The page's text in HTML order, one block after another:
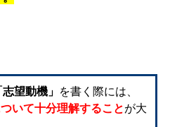
志望動機」 を書く際には、
いて十分理解することが大